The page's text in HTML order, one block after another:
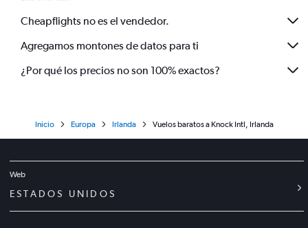
Cheapflights no es el vendedor.
Agregamos montones de datos para ti
¿Por qué los precios no son 100% exactos?
Inicio Europa Irlanda Vuelos baratos a Knock Intl, Irlanda
Web
ESTADOS UNIDOS